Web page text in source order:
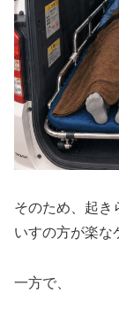
そのため、起き
いすの方が楽な
一方で、